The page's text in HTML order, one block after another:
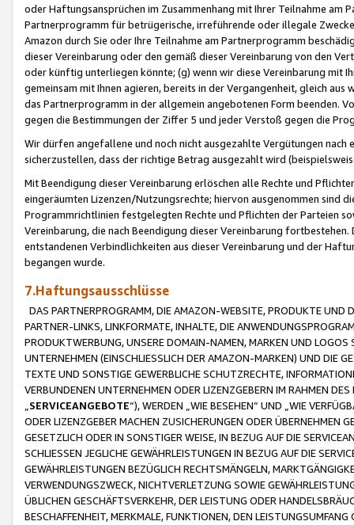
oder Haftungsansprüchen im Zusammenhang mit Ihrer Teilnahme am
Partnerprogramm für betrügerische, irreführende oder illegale
Amazon durch Sie oder Ihre Teilnahme am Partnerprogramm
dieser Vereinbarung oder den gemäß dieser Vereinbarung von den
oder künftig unterliegen könnte; (g) wenn wir diese Vereinbarung mit
gemeinsam mit Ihnen agieren, bereits in der Vergangenheit, gleich
das Partnerprogramm in der allgemein angebotenen Form beenden.
gegen die Bestimmungen der Ziffer 5 und jeder Verstoß gegen die
Wir dürfen angefallene und noch nicht ausgezahlte Vergütungen
sicherzustellen, dass der richtige Betrag ausgezahlt wird
Mit Beendigung dieser Vereinbarung erlöschen alle Rechte und
eingeräumten Lizenzen/Nutzungsrechte; hiervon ausgenommen sind
Programmrichtlinien festgelegten Rechte und Pflichten der Parteien
Vereinbarung, die nach Beendigung dieser Vereinbarung
entstandenen Verbindlichkeiten aus dieser Vereinbarung und der
begangen wurde.
7.Haftungsausschlüsse
DAS PARTNERPROGRAMM, DIE AMAZON-WEBSITE, PRODUKTE UND
PARTNER-LINKS, LINKFORMATE, INHALTE, DIE
PRODUKTWERBUNG, UNSERE DOMAIN-NAMEN, MARKEN UND
UNTERNEHMEN (EINSCHLIESSLICH DER AMAZON-MARKEN) UND DIE
TEXTE UND SONSTIGE GEWERBLICHE SCHUTZRECHTE,
VERBUNDENEN UNTERNEHMEN ODER LIZENZGEBERN IM RAHMEN
SERVICEANGEBOTE“), WERDEN „WIE BESEHEN“ UND „WIE
ODER LIZENZGEBER MACHEN ZUSICHERUNGEN ODER ÜBERNEHMEN
GESETZLICH ODER IN SONSTIGER WEISE, IN BEZUG AUF DIE
SCHLIESSEN JEGLICHE GEWÄHRLEISTUNGEN IN BEZUG AUF DIE
GEWÄHRLEISTUNGEN BEZÜGLICH RECHTSMÄNGELN,
VERWENDUNGSZWECK, NICHTVERLETZUNG SOWIE
ÜBLICHEN GESCHÄFTSVERKEHR, DER LEISTUNG ODER
BESCHAFFENHEIT, MERKMALE, FUNKTIONEN, DEN